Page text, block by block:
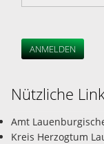
ANMELDEN
Nützliche
Amt
Kreis Herzogtum